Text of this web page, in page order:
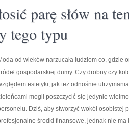
parę słów na
tego typu
od wieków narzucała ludziom co, gdzie
gospodarskiej dumy. Czy drobny czy
estetyki, jak też odnośnie
mogli poszczycić się jedynie
Dziś, aby stworzyć wokół osobistej
środki finansowe, jednak nie